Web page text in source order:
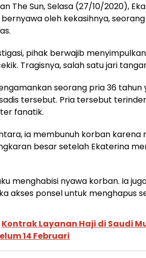
The Sun, Selasa (27/10/2020),
oleh kekasihnya,
pihak berwajib
Tragisnya, salah satu jari
seorang pria 36
tersebut. Pria tersebut
fanatik.
ia membunuh korban karena
besar setelah Ekaterina
menghabisi nyawa korban. Ia
akses ponsel untuk menghapus
Kontrak Layanan Haji di Saudi
14 Februari